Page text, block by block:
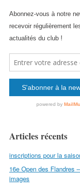
Articles récents
inscriptions pour la
16e Open des Flandres
images